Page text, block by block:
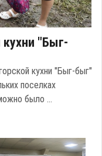
"Быг-
кухни "Быг-быг"
поселках
было ...